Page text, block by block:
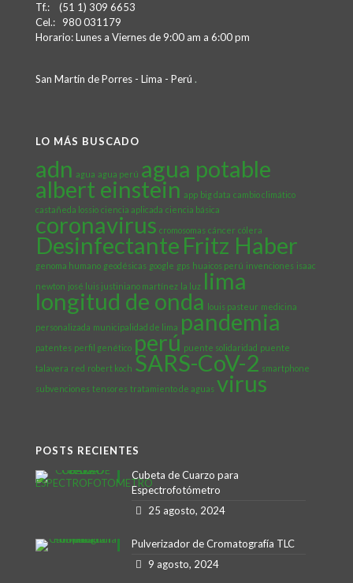
Tf.: (51 1) 309 6653
Cel.: 980 031179
Horario: Lunes a Viernes de 9:00 am a 6:00 pm
San Martín de Porres - Lima - Perú .
LO MÁS BUSCADO
adn agua agua perú agua potable
albert einstein app big data cambio climático
castañeda lossio ciencia aplicada ciencia básica
coronavirus cromosomas cáncer cólera
Desinfectante Fritz Haber
genoma humano geodésicas google gps huaicos perú invenciones isaac
newton josé luis justiniano martínez la luz lima
longitud de onda louis pasteur medicina
personalizada municipalidad de lima pandemia
patentes perfil genético perú puente solidaridad puente
talavera red robert koch SARS-CoV-2 smartphone
subvenciones tensores tratamiento de aguas virus
POSTS RECIENTES
Cubeta de Cuarzo para
Espectrofotómetro
25 agosto, 2024
Pulverizador de Cromatografía TLC
9 agosto, 2024